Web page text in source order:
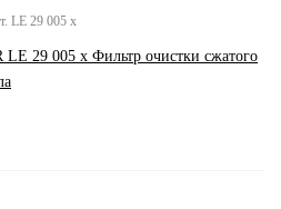
LE 29 005 x
29 005 x Фильтр очистки сжатого